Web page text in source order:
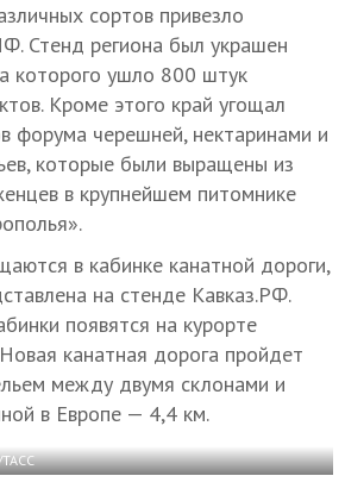
сортов привезло
Стенд региона был украшен
которого ушло 800 штук
Кроме этого край угощал
форума черешней, нектаринами и
которые были выращены из
в крупнейшем питомнике
в кабинке канатной дороги,
на стенде Кавказ.РФ.
появятся на курорте
канатная дорога пройдет
между двумя склонами и
в Европе — 4,4 км.